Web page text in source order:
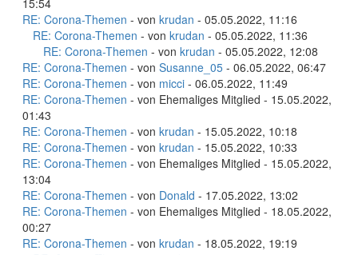
RE: Corona-Themen - von krudan - 05.05.2022, 11:16
RE: Corona-Themen - von krudan - 05.05.2022, 11:36
RE: Corona-Themen - von krudan - 05.05.2022, 12:08
RE: Corona-Themen - von Susanne_05 - 06.05.2022, 06:47
RE: Corona-Themen - von micci - 06.05.2022, 11:49
RE: Corona-Themen - von Ehemaliges Mitglied - 15.05.2022,
01:43
RE: Corona-Themen - von krudan - 15.05.2022, 10:18
RE: Corona-Themen - von krudan - 15.05.2022, 10:33
RE: Corona-Themen - von Ehemaliges Mitglied - 15.05.2022,
13:04
RE: Corona-Themen - von Donald - 17.05.2022, 13:02
RE: Corona-Themen - von Ehemaliges Mitglied - 18.05.2022,
00:27
RE: Corona-Themen - von krudan - 18.05.2022, 19:19